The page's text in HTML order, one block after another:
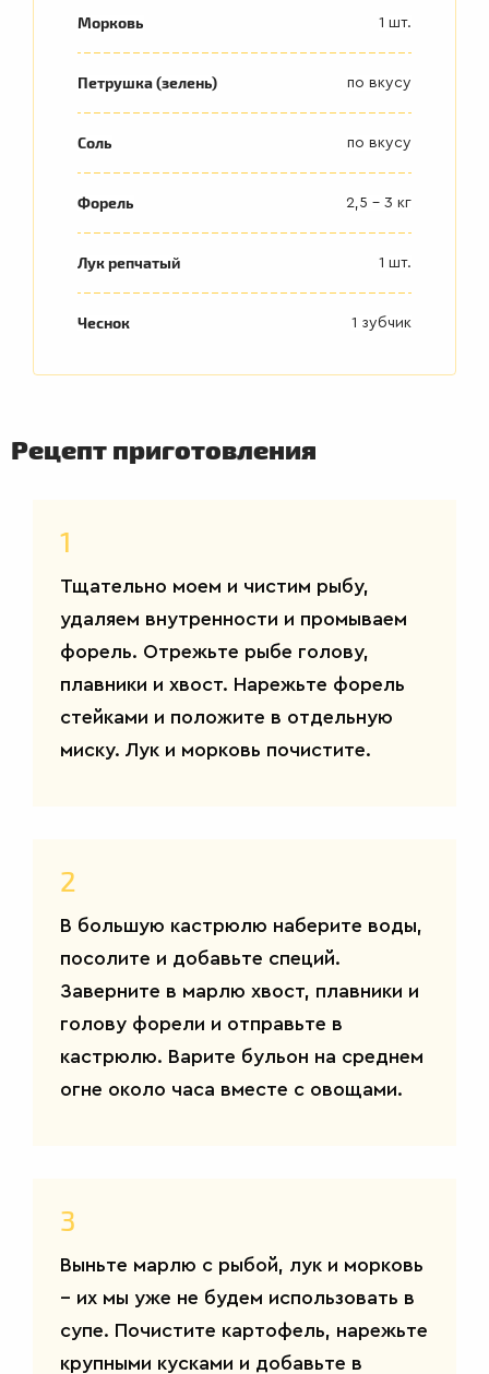
Морковь 1 шт.
Петрушка (зелень) по вкусу
Соль по вкусу
Форель 2,5 - 3 кг
Лук репчатый 1 шт.
Чеснок 1 зубчик
Рецепт приготовления
1
Тщательно моем и чистим рыбу,
удаляем внутренности и промываем
форель. Отрежьте рыбе голову,
плавники и хвост. Нарежьте форель
стейками и положите в отдельную
миску. Лук и морковь почистите.
2
В большую кастрюлю наберите воды,
посолите и добавьте специй.
Заверните в марлю хвост, плавники и
голову форели и отправьте в
кастрюлю. Варите бульон на среднем
огне около часа вместе с овощами.
3
Выньте марлю с рыбой, лук и морковь
– их мы уже не будем использовать в
супе. Почистите картофель, нарежьте
крупными кусками и добавьте в